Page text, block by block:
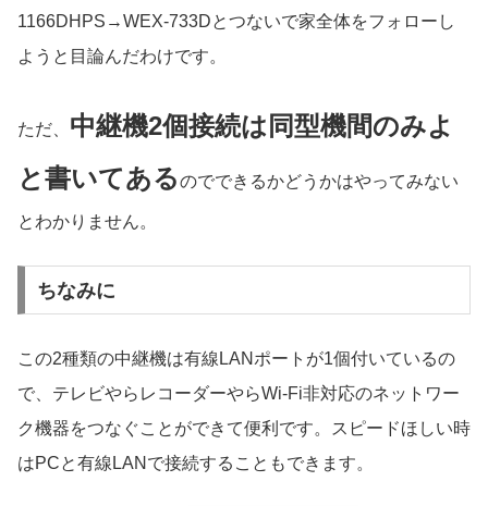
1166DHPS→WEX-733Dとつないで家全体をフォローし
ようと目論んだわけです。
ただ、 中継機2個接続は同型機間のみよ
と書いてあるのでできるかどうかはやってみない
とわかりません。
ちなみに
この2種類の中継機は有線LANポートが1個付いているの
で、テレビやらレコーダーやらWi-Fi非対応のネットワー
ク機器をつなぐことができて便利です。スピードほしい時
はPCと有線LANで接続することもできます。